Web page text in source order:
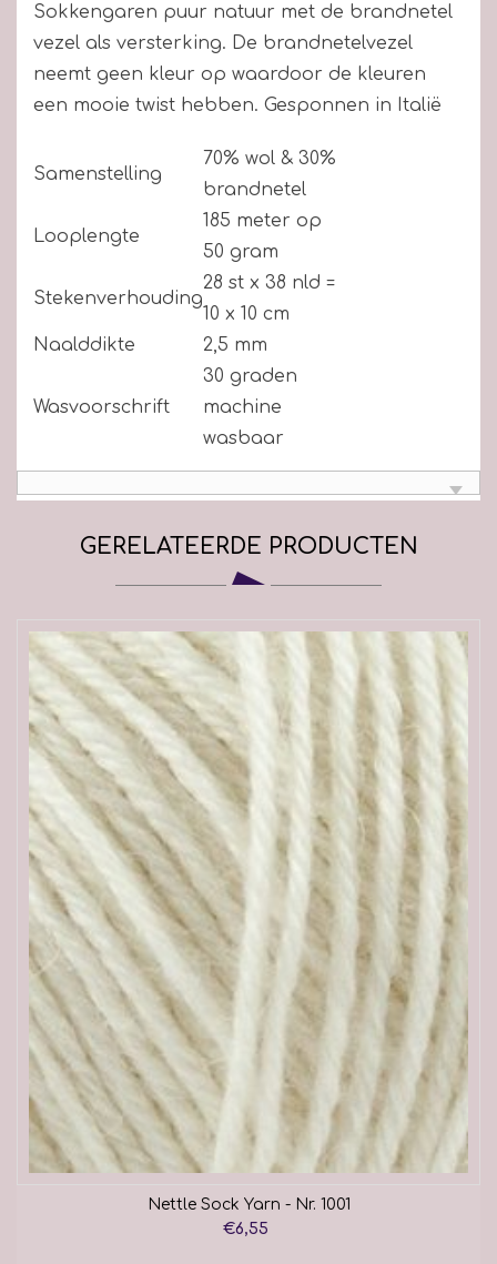
Sokkengaren puur natuur met de brandnetel
vezel als versterking. De brandnetelvezel
neemt geen kleur op waardoor de kleuren
een mooie twist hebben. Gesponnen in Italië
Samenstelling
70% wol & 30%
brandnetel
Looplengte
185 meter op
50 gram
Stekenverhouding
28 st x 38 nld =
10 x 10 cm
Naalddikte
2,5 mm
Wasvoorschrift
30 graden
machine
wasbaar
GERELATEERDE PRODUCTEN
Nettle Sock Yarn - Nr. 1001
€6,55